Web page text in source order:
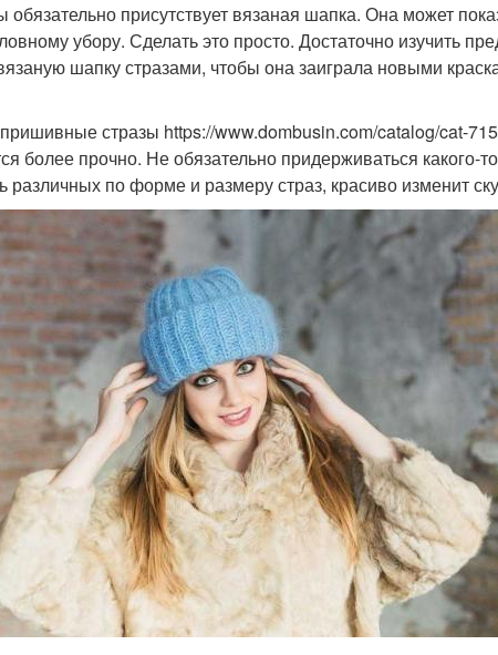
присутствует вязаная шапка. Она может
убору. Сделать это просто. Достаточно изучить
шапку стразами, чтобы она заиграла новыми
стразы https://www.dombusin.com/catalog/cat-
более прочно. Не обязательно придерживаться какого-
по форме и размеру страз, красиво изменит